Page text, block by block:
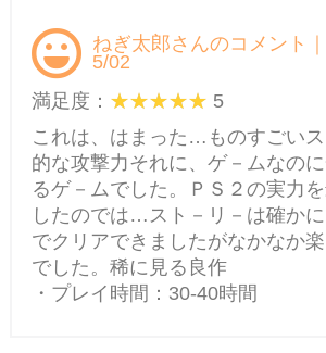
ねぎ太郎さんのコメント
5/02
満足度：
5
これは、はまった…ものすごい
的な攻撃力それに、ゲ－ムなの
るゲ－ムでした。ＰＳ２の実力
したのでは…スト－リ－は確か
でクリアできましたがなかなか
でした。稀に見る良作
・プレイ時間：30-40時間